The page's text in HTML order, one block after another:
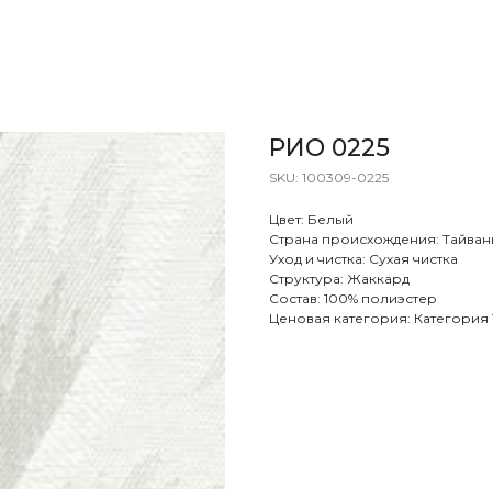
РИО 0225
SKU: 100309-0225
Цвет: Белый
Страна происхождения:
Уход и чистка: Сухая чистка
Структура: Жаккард
Состав: 100% полиэстер
Ценовая категория: Категория